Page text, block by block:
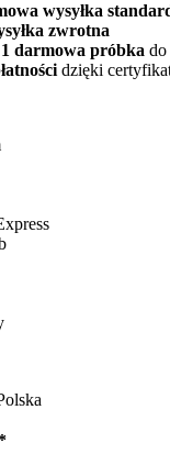
wysyłka
zwrotna
darmowa próbka do
dzięki